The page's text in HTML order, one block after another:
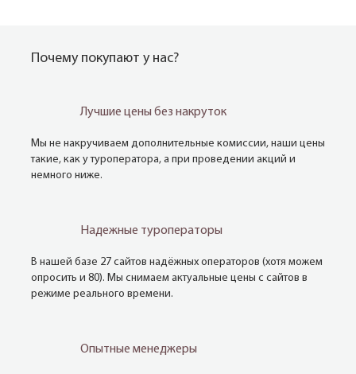
Почему покупают у нас?
Лучшие цены без накруток
Мы не накручиваем дополнительные комиссии, наши цены
такие, как у туроператора, а при проведении акций и
немного ниже.
Надежные туроператоры
В нашей базе 27 сайтов надёжных операторов (хотя можем
опросить и 80). Мы снимаем актуальные цены с сайтов в
режиме реального времени.
Опытные менеджеры